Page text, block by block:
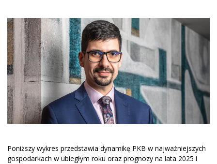
Poniższy wykres przedstawia dynamikę PKB w najważniejszych
gospodarkach w ubiegłym roku oraz prognozy na lata 2025 i